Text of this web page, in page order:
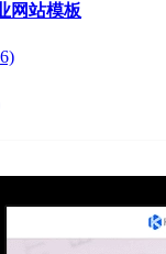
网站模板